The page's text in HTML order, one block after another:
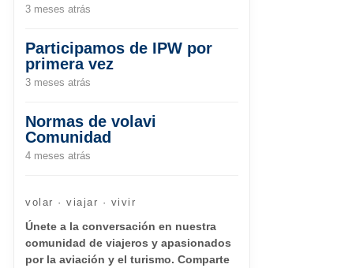
3 meses atrás
Participamos de IPW por
primera vez
3 meses atrás
Normas de volavi
Comunidad
4 meses atrás
volar · viajar · vivir
Únete a la conversación en nuestra
comunidad de viajeros y apasionados
por la aviación y el turismo. Comparte